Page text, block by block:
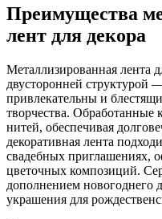
Преимущества
лент для декора
Металлизированная лента
двусторонней структурой
привлекательны и
творчества. Обработанные
нитей, обеспечивая
декоративная лента
свадебных приглашениях,
цветочных композиций.
дополнением новогоднего
украшения для